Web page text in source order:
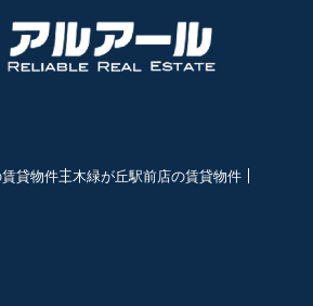
貸物件三木緑が丘駅前店の賃貸物件